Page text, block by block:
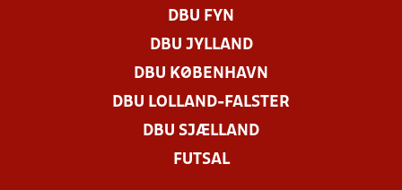
DBU FYN
DBU JYLLAND
DBU KØBENHAVN
DBU LOLLAND-FALSTER
DBU SJÆLLAND
FUTSAL